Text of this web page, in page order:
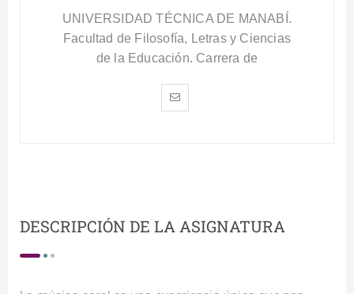
UNIVERSIDAD TÉCNICA DE MANABÍ.
Facultad de Filosofía, Letras y Ciencias
de la Educación. Carrera de
DESCRIPCIÓN DE LA ASIGNATURA